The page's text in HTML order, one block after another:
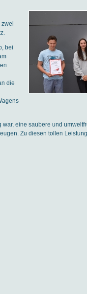
zwei
bei
die
eine saubere und
Zu diesen tollen